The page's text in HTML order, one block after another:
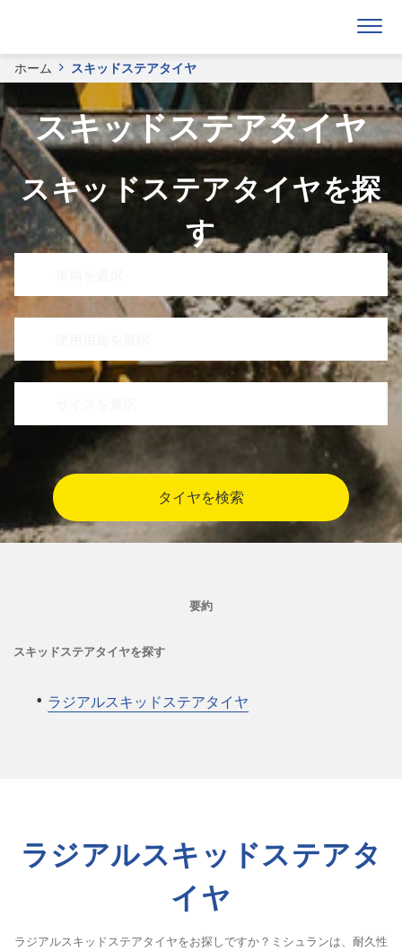
ホーム スキッドステアタイヤ
スキッドステアタイヤ
スキッドステアタイヤを探
す
タイヤを検索
要約
スキッドステアタイヤを探す
ラジアルスキッドステアタイヤ
ラジアルスキッドステアタ
イヤ
ラジアルスキッドステアタイヤをお探しですか？ミシュランは、耐久性